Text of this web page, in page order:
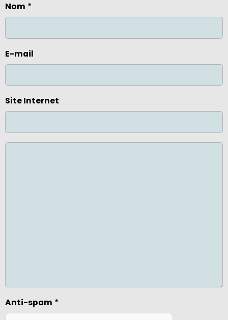
Nom
E-mail
Site Internet
Anti-spam